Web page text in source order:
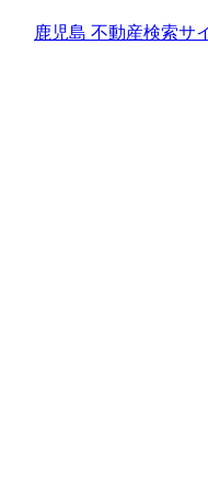
鹿児島 不動産検索サ